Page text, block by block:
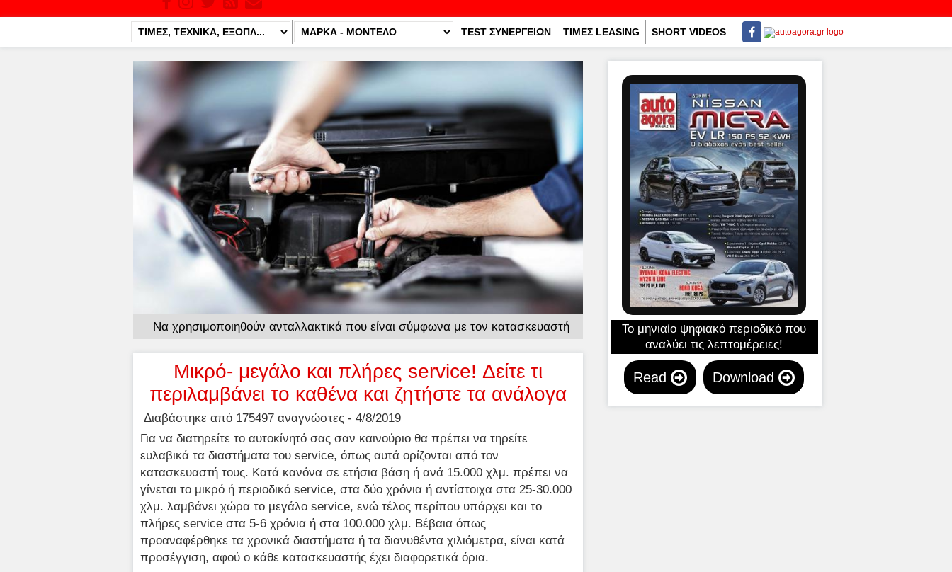
TEST ΣΥΝΕΡΓΕΙΩΝ ΤΙΜΕΣ LEASING SHORT VIDEOS
Να χρησιμοποιηθούν ανταλλακτικά που είναι σύμφωνα με τον κατασκευαστή
Μικρό- μεγάλο και πλήρες service! Δείτε τι
περιλαμβάνει το καθένα και ζητήστε τα ανάλογα
Διαβάστηκε από 175497 αναγνώστες - 4/8/2019
Για να διατηρείτε το αυτοκίνητό σας σαν καινούριο θα πρέπει να τηρείτε
ευλαβικά τα διαστήματα του service, όπως αυτά ορίζονται από τον
κατασκευαστή τους. Κατά κανόνα σε ετήσια βάση ή ανά 15.000 χλμ. πρέπει να
γίνεται το μικρό ή περιοδικό service, στα δύο χρόνια ή αντίστοιχα στα 25-30.000
χλμ. λαμβάνει χώρα το μεγάλο service, ενώ τέλος περίπου υπάρχει και το
πλήρες service στα 5-6 χρόνια ή στα 100.000 χλμ. Βέβαια όπως
προαναφέρθηκε τα χρονικά διαστήματα ή τα διανυθέντα χιλιόμετρα, είναι κατά
προσέγγιση, αφού ο κάθε κατασκευαστής έχει διαφορετικά όρια.
Το μηνιαίο ψηφιακό περιοδικό που
αναλύει τις λεπτομέρειες!
Read Download